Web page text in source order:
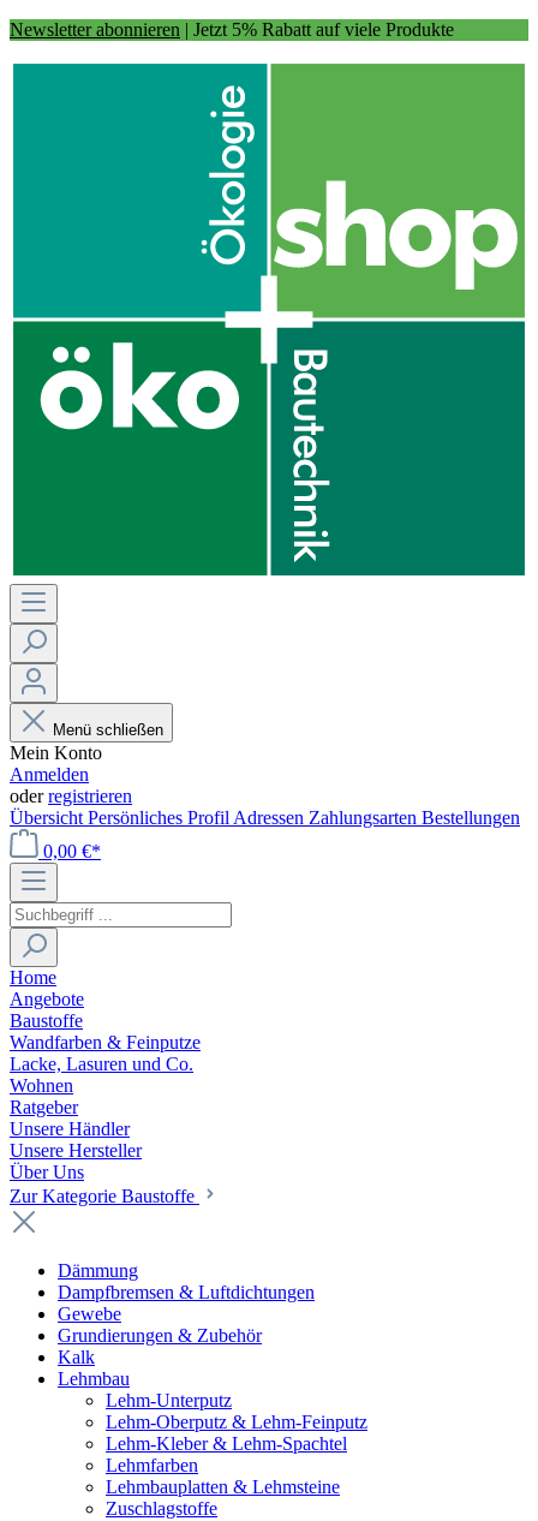
Newsletter abonnieren | Jetzt 5% Rabatt auf viele Produkte
Menü schließen
Mein Konto
Anmelden
oderregistrieren
Übersicht Persönliches Profil Adressen Zahlungsarten Bestellungen
0,00 €*
Home
Angebote
Baustoffe
Wandfarben & Feinputze
Lacke, Lasuren und Co.
Wohnen
Ratgeber
Unsere Händler
Unsere Hersteller
Über Uns
Zur Kategorie Baustoffe
Dämmung
Dampfbremsen & Luftdichtungen
Gewebe
Grundierungen & Zubehör
Kalk
Lehmbau
Lehm-Unterputz
Lehm-Oberputz & Lehm-Feinputz
Lehm-Kleber & Lehm-Spachtel
Lehmfarben
Lehmbauplatten & Lehmsteine
Zuschlagstoffe